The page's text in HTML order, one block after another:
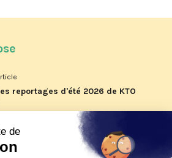
reportages d'été 2026 de KTO
visite pastorale du pape Léon
XIV à Assise à suivre sur KTO le